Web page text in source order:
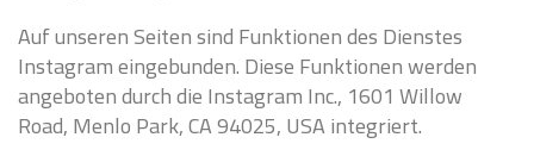
Auf unseren Seiten sind Funktionen des Dienstes
Instagram eingebunden. Diese Funktionen werden
angeboten durch die Instagram Inc., 1601 Willow
Road, Menlo Park, CA 94025, USA integriert.